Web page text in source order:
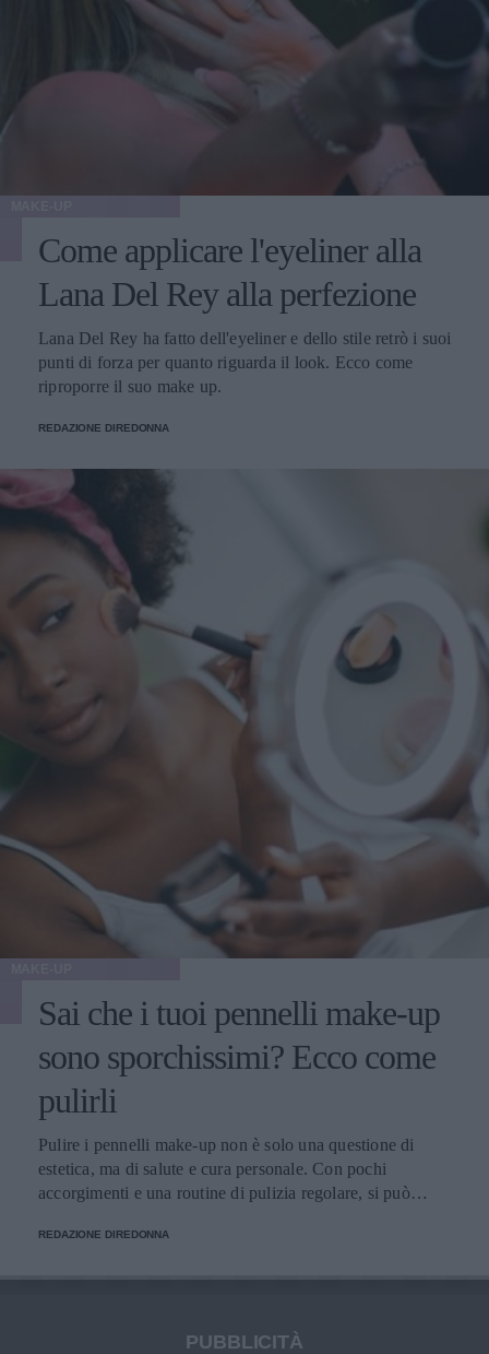
Come applicare l'eyeliner alla
Lana Del Rey alla perfezione
Lana Del Rey ha fatto dell'eyeliner e dello stile retrò i suoi
punti di forza per quanto riguarda il look. Ecco come
riproporre il suo make up.
REDAZIONE DIREDONNA
Sai che i tuoi pennelli make-up
sono sporchissimi? Ecco come
pulirli
Pulire i pennelli make-up non è solo una questione di
estetica, ma di salute e cura personale. Con pochi
accorgimenti e una routine di pulizia regolare, si può
più sana e prolungare la vita dei preziosi strumenti di
REDAZIONE DIREDONNA
PUBBLICITÀ